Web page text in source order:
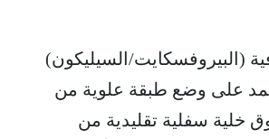
(البيروفسكايت/السيليكون)
على وضع طبقة علوية من
خلية سفلية تقليدية من